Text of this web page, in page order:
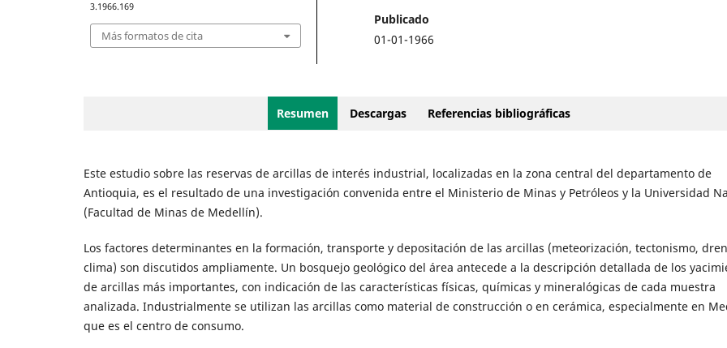
3.1966.169
Más formatos de cita
Publicado
01-01-1966
Resumen Descargas Referencias bibliográficas
Este estudio sobre las reservas de arcillas de interés industrial, localizadas en la zona central del departamento de
Antioquia, es el resultado de una investigación convenida entre el Ministerio de Minas y Petróleos y la Universidad
(Facultad de Minas de Medellín).
Los factores determinantes en la formación, transporte y depositación de las arcillas (meteorización, tectonismo,
clima) son discutidos ampliamente. Un bosquejo geológico del área antecede a la descripción detallada de los
de arcillas más importantes, con indicación de las características físicas, químicas y mineralógicas de cada muestra
analizada. Industrialmente se utilizan las arcillas como material de construcción o en cerámica, especialmente en
que es el centro de consumo.